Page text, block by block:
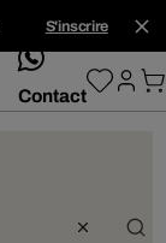
S'inscrire
whatsApp
Contact